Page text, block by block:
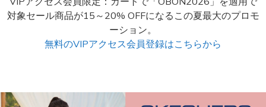
対象セール商品が15～20% OFFになるこの夏最大のプロモ
ーション。
無料のVIPアクセス会員登録はこちらから